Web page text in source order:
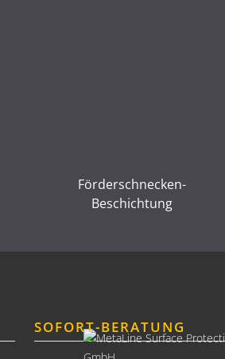
Förderschnecken-
Beschichtung
SOFORT-BERATUNG